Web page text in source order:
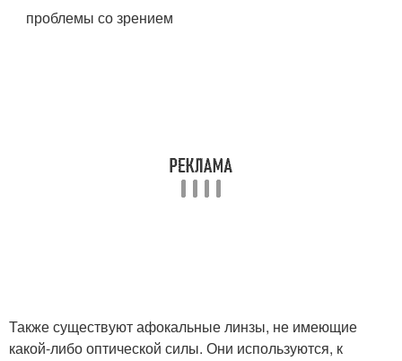
проблемы со зрением
Также существуют афокальные линзы, не имеющие
какой-либо оптической силы. Они используются, к